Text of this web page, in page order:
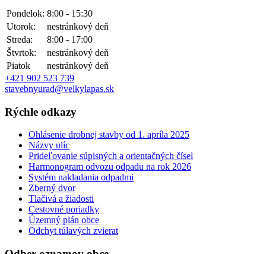
Pondelok: 8:00 - 15:30
Utorok:
nestránkový deň
Streda:
8:00 - 17:00
Štvrtok:
nestránkový deň
Piatok
nestránkový deň
+421 902 523 739
stavebnyurad@velkylapas.sk
Rýchle odkazy
Ohlásenie drobnej stavby od 1. apríla 2025
Názvy ulíc
Prideľovanie súpisných a orientačných čísel
Harmonogram odvozu odpadu na rok 2026
Systém nakladania odpadmi
Zberný dvor
Tlačivá a žiadosti
Cestovné poriadky
Územný plán obce
Odchyt túlavých zvierat